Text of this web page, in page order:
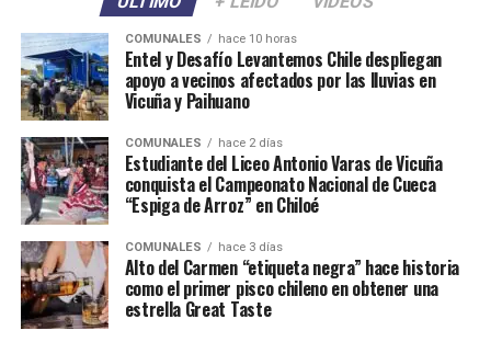
COMUNALES hace 10 horas
Entel y Desafío Levantemos Chile despliegan
apoyo a vecinos afectados por las lluvias en
Vicuña y Paihuano
COMUNALES hace 2 días
Estudiante del Liceo Antonio Varas de Vicuña
conquista el Campeonato Nacional de Cueca
“Espiga de Arroz” en Chiloé
COMUNALES hace 3 días
Alto del Carmen “etiqueta negra” hace historia
como el primer pisco chileno en obtener una
estrella Great Taste